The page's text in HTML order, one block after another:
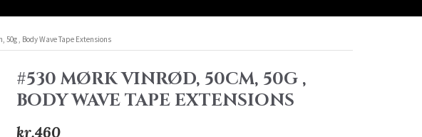
50g , Body Wave Tape Extensions
#530 MØRK VINRØD, 50CM, 50G ,
BODY WAVE TAPE EXTENSIONS
kr.460